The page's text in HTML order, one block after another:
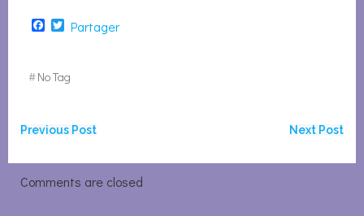
Facebook
Twitter
Partager
#No Tag
Navigation
de
Previous Post
Navigation
Next Post
Comments are closed